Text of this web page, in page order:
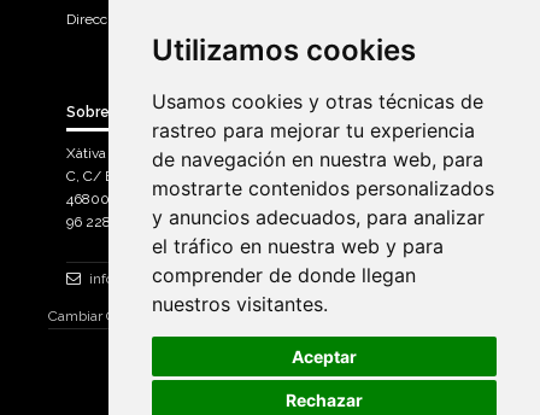
Utilizamos cookies
Usamos cookies y otras técnicas de
rastreo para mejorar tu experiencia
de navegación en nuestra web, para
mostrarte contenidos personalizados
y anuncios adecuados, para analizar
el tráfico en nuestra web y para
comprender de donde llegan
nuestros visitantes.
Aceptar
Rechazar
Utilizamos cookies
Usamos cookies y otras técnicas de
rastreo para mejorar tu experiencia
de navegación en nuestra web, para
mostrarte contenidos personalizados
y anuncios adecuados, para analizar
el tráfico en nuestra web y para
comprender de donde llegan
nuestros visitantes.
Aceptar
Rechazar
Direcciones
Historial de
Sobre Bicicletas Sanchis
Xàtiva Polígon Industrial
C, C/ Braçal del Roncador nave 10. >
46800, Xàtiva.
96 228 71 23
info@bicicletassanchis.com
Cambiar Consentimiento de Cookies